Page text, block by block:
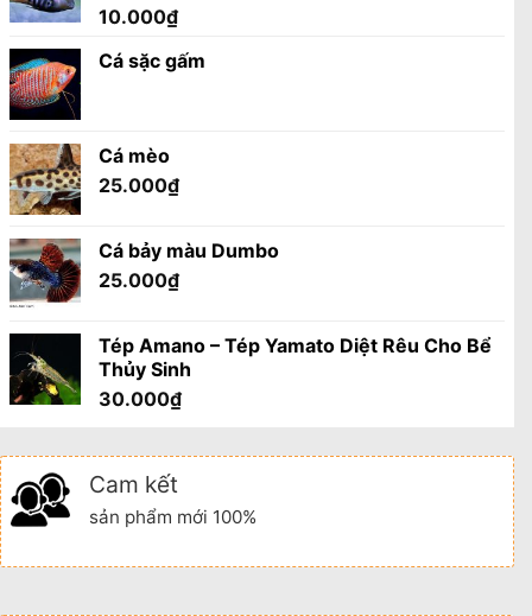
10.000₫
Cá sặc gấm
Cá mèo
25.000₫
Cá bảy màu Dumbo
25.000₫
Tép Amano – Tép Yamato Diệt Rêu Cho Bể
Thủy Sinh
30.000₫
Cam kết
sản phẩm mới 100%